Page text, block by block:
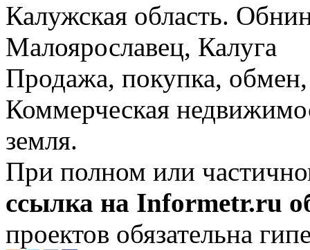
Калужская область.
Малоярославец, Калуга
Продажа, покупка, обмен,
Коммерческая
земля.
При полном или
ссылка на Informetr.ru
проектов обязательна